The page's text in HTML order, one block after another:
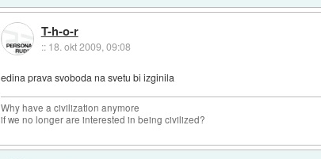
T-h-o-r
:: 18. okt 2009, 09:08
edina prava svoboda na svetu bi izginila
Why have a civilization anymore
if we no longer are interested in being civilized?